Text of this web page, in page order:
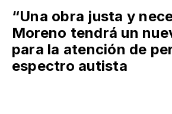
“Una obra justa y
Moreno tendrá un
para la atención de
espectro autista